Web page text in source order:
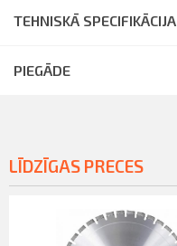
TEHNISKĀ SPECIFIKĀCIJA
PIEGĀDE
LĪDZĪGAS PRECES